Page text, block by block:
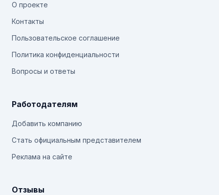
О проекте
Контакты
Пользовательское соглашение
Политика конфиденциальности
Вопросы и ответы
Работодателям
Добавить компанию
Стать официальным представителем
Реклама на сайте
Отзывы